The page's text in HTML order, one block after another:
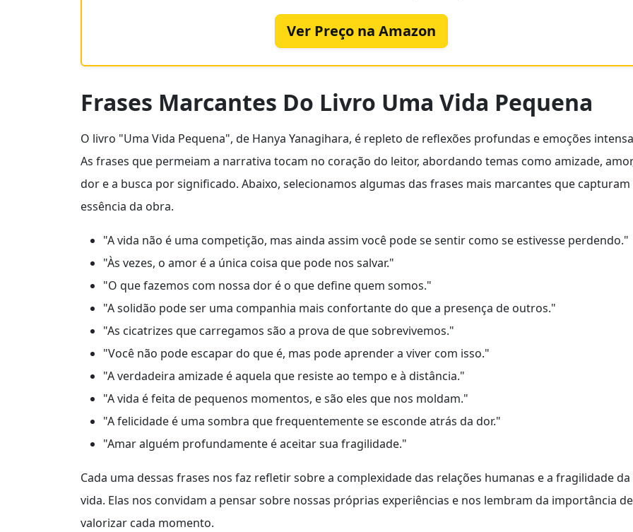
Ver Preço na Amazon
Frases Marcantes Do Livro Uma Vida Pequena
O livro "Uma Vida Pequena", de Hanya Yanagihara, é repleto de reflexões profundas e emoções
As frases que permeiam a narrativa tocam no coração do leitor, abordando temas como amizade,
dor e a busca por significado. Abaixo, selecionamos algumas das frases mais marcantes que capturam
essência da obra.
"A vida não é uma competição, mas ainda assim você pode se sentir como se estivesse perdendo."
"Às vezes, o amor é a única coisa que pode nos salvar."
"O que fazemos com nossa dor é o que define quem somos."
"A solidão pode ser uma companhia mais confortante do que a presença de outros."
"As cicatrizes que carregamos são a prova de que sobrevivemos."
"Você não pode escapar do que é, mas pode aprender a viver com isso."
"A verdadeira amizade é aquela que resiste ao tempo e à distância."
"A vida é feita de pequenos momentos, e são eles que nos moldam."
"A felicidade é uma sombra que frequentemente se esconde atrás da dor."
"Amar alguém profundamente é aceitar sua fragilidade."
Cada uma dessas frases nos faz refletir sobre a complexidade das relações humanas e a fragilidade da
vida. Elas nos convidam a pensar sobre nossas próprias experiências e nos lembram da importância de
valorizar cada momento.